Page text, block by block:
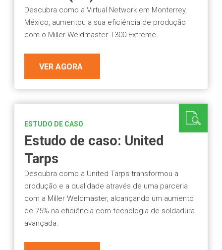
Descubra como a Virtual Network em Monterrey,
México, aumentou a sua eficiência de produção
com o Miller Weldmaster T300 Extreme.
VER AGORA
ESTUDO DE CASO
Estudo de caso: United
Tarps
Descubra como a United Tarps transformou a
produção e a qualidade através de uma parceria
com a Miller Weldmaster, alcançando um aumento
de 75% na eficiência com tecnologia de soldadura
avançada.